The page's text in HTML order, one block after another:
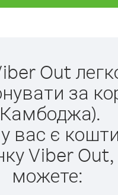
Out
за
вас є
Viber
можете: